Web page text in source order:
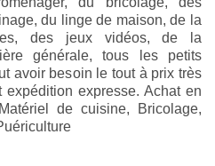
du linge de maison, de la
des jeux vidéos, de la
générale, tous les petits
avoir besoin le tout à prix très
expresse. Achat en
de cuisine, Bricolage,